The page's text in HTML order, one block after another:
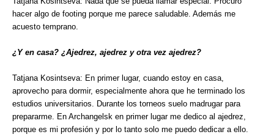
hacer algo de footing porque me parece saludable. Además me
acuesto temprano.
¿Y en casa? ¿Ajedrez, ajedrez y otra vez ajedrez?
Tatjana Kosintseva: En primer lugar, cuando estoy en casa,
aprovecho para dormir, especialmente ahora que he terminado los
estudios universitarios. Durante los torneos suelo madrugar para
prepararme. En Archangelsk en primer lugar me dedico al ajedrez,
porque es mi profesión y por lo tanto solo me puedo dedicar a ello.